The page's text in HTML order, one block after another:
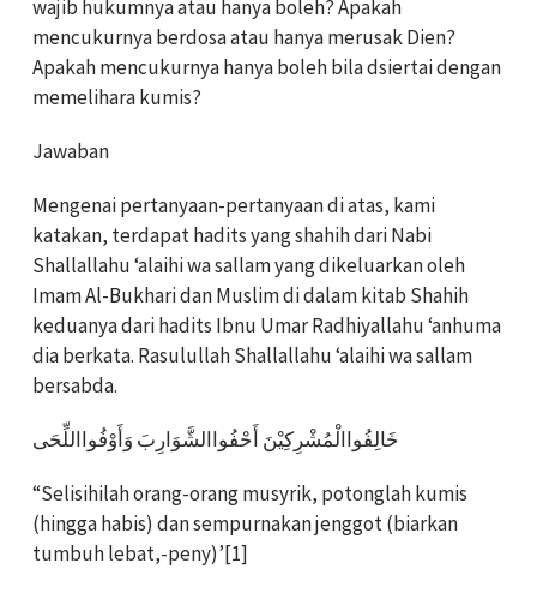
wajib hukumnya atau hanya boleh? Apakah
mencukurnya berdosa atau hanya merusak Dien?
Apakah mencukurnya hanya boleh bila dsiertai dengan
memelihara kumis?
Jawaban
Mengenai pertanyaan-pertanyaan di atas, kami
katakan, terdapat hadits yang shahih dari Nabi
Shallallahu ‘alaihi wa sallam yang dikeluarkan oleh
Imam Al-Bukhari dan Muslim di dalam kitab Shahih
keduanya dari hadits Ibnu Umar Radhiyallahu ‘anhuma
dia berkata. Rasulullah Shallallahu ‘alaihi wa sallam
bersabda.
خَالِفُواالْمُشْرِكِيْنَ أَحْفُواالشَّوَارِبَ وَأَوْفُوااللِّحَى
“Selisihilah orang-orang musyrik, potonglah kumis
(hingga habis) dan sempurnakan jenggot (biarkan
tumbuh lebat,-peny)’[1]